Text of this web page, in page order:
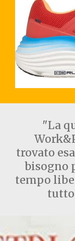
"La
trovato
bisogno
tempo
tutto